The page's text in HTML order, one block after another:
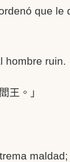
que le
hombre ruin.
王。」
maldad;